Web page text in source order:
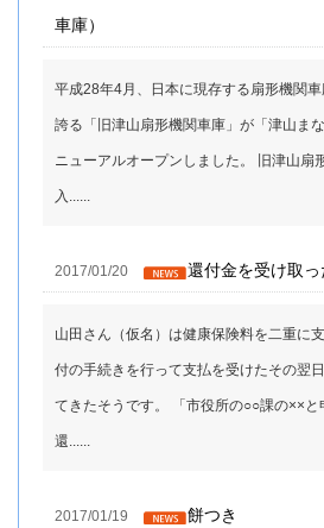
車庫）
平成28年4月、日本に現存する扇形機関
誇る「旧津山扇形機関車庫」が「津山ま
ニューアルオープンしました。 旧津山扇
入......
2017/01/20 還付金を受け取
山田さん（仮名）は健康保険料を二重に
付の手続きを行って支払を受けたその翌
てきたそうです。 「市役所の○○課の××
還......
2017/01/19 餅つき